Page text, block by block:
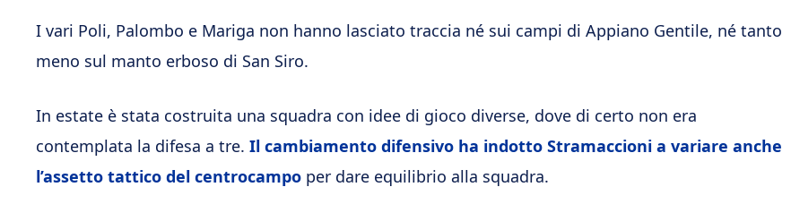
I vari Poli, Palombo e Mariga non hanno lasciato traccia né sui campi di Appiano Gentile, né tanto
meno sul manto erboso di San Siro.
In estate è stata costruita una squadra con idee di gioco diverse, dove di certo non era
contemplata la difesa a tre. Il cambiamento difensivo ha indotto Stramaccioni a variare anche
l’assetto tattico del centrocampo per dare equilibrio alla squadra.